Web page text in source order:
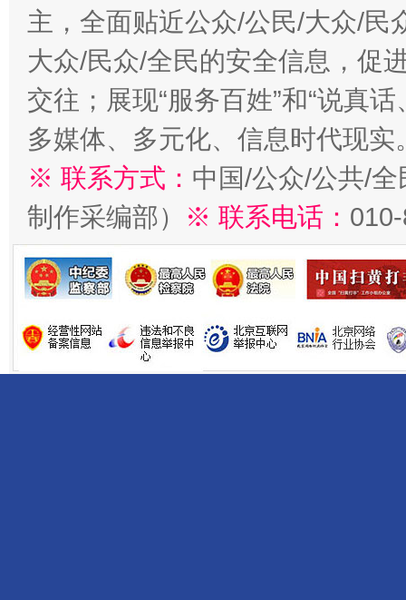
主，全面贴近公众/公民/大众/民
大众/民众/全民的安全信息，促
交往；展现“服务百姓”和“说真
多媒体、多元化、信息时代现实
※ 联系方式： 中国/公众/公共/
制作采编部）
※ 联系电话：